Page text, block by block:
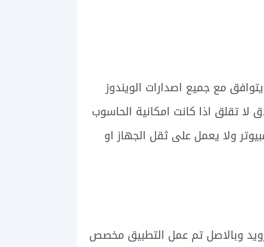
مع جميع اصدارات الويندوز
تقلق اذا كانت امكانية الحاسوب
ولا يعمل على ثقل الجهاز او
وبالاصل تم عمل التطبيق مخصص